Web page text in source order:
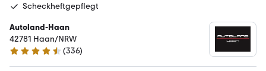
Scheckheftgepflegt
Autoland-Haan
42781 Haan/NRW
4.5 Sterne
(336)